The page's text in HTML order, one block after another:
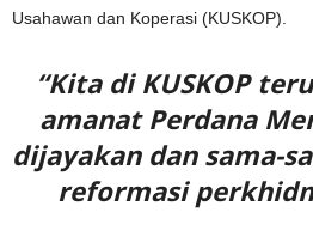
Usahawan dan Koperasi (KUSKOP).
“Kita di KUSKOP
amanat Perdana
dijayakan dan sama-
reformasi